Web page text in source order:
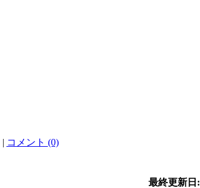
| コメント (0)
最終更新日: